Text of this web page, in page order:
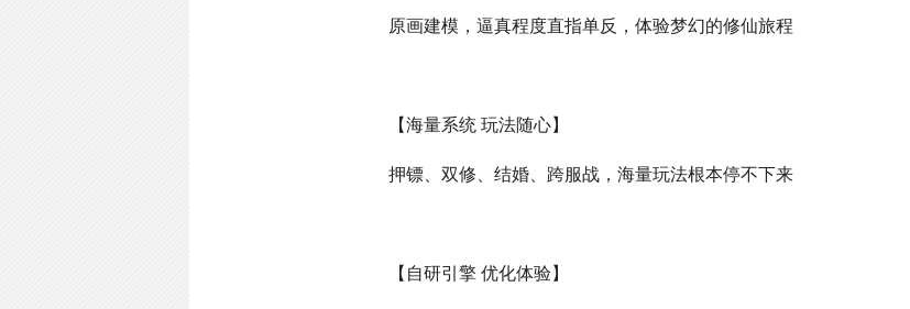
原画建模，逼真程度直指单反，体验梦幻的修仙旅程
【海量系统 玩法随心】
押镖、双修、结婚、跨服战，海量玩法根本停不下来
【自研引擎 优化体验】